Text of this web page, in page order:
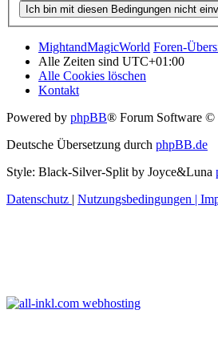
MightandMagicWorld Foren-
Alle Zeiten sind UTC+01:00
Alle Cookies löschen
Kontakt
Powered by phpBB® Forum Software
Deutsche Übersetzung durch phpBB.de
Style: Black-Silver-Split by Joyce&Luna
Datenschutz | Nutzungsbedingungen |